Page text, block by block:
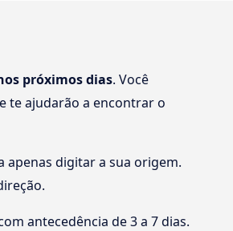
próximos dias. Você
te ajudarão a encontrar o
apenas digitar a sua origem.
antecedência de 3 a 7 dias.